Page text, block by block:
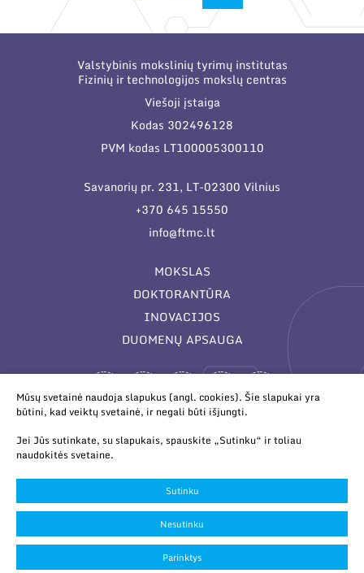
Valstybinis mokslinių tyrimų institutas
Fizinių ir technologijos mokslų centras
Viešoji įstaiga
Kodas 302496128
PVM kodas LT100005300110
Savanorių pr. 231, LT-02300 Vilnius
+370 645 15550
info@ftmc.lt
MOKSLAS
DOKTORANTŪRA
INOVACIJOS
DUOMENŲ APSAUGA
© 2026 Valstybinis mokslinių tyrimų institutas Fizinių ir
technologijos mokslų centras. Duomenys kaupiami ir saugomi
Juridinių asmenų registre.
Slapukų parinktys
Duomenų apsauga
Sukurta:TEXUS
Mūsų svetainė naudoja slapukus (angl. cookies). Šie slapukai yra
būtini, kad veiktų svetainė, ir negali būti išjungti.
Jei Jūs sutinkate, su slapukais, spauskite „Sutinku“ ir toliau
naudokitės svetaine.
Sutinku
Nesutinku
Parinktys